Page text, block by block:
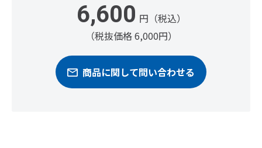
6,600 円（税込）
（税抜価格 6,000円）
商品に関して問い合わせる